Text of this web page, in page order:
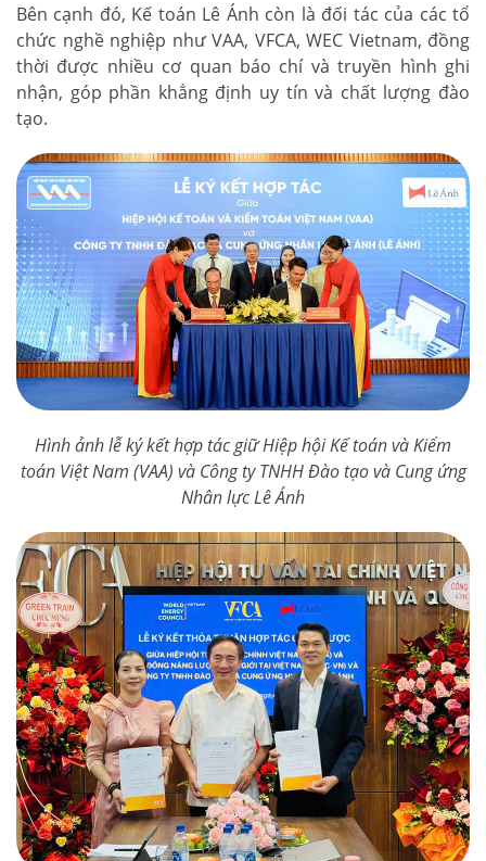
Bên cạnh đó, Kế toán Lê Ánh còn là đối tác của các tổ
chức nghề nghiệp như VAA, VFCA, WEC Vietnam, đồng
thời được nhiều cơ quan báo chí và truyền hình ghi
nhận, góp phần khẳng định uy tín và chất lượng đào
tạo.
Hình ảnh lễ ký kết hợp tác giữ Hiệp hội Kế toán và Kiểm
toán Việt Nam (VAA) và Công ty TNHH Đào tạo và Cung ứng
Nhân lực Lê Ánh